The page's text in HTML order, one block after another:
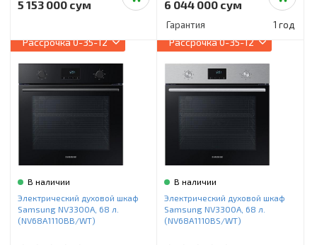
5 153 000 сум 6 044 000 сум
Гарантия 1 год
Рассрочка0-35-12
В наличии
Электрический духовой шкаф
Samsung NV3300A, 68 л.
(NV68A1110BB/WT)
Рассрочка0-35-12
В наличии
Электрический духовой шкаф
Samsung NV3300A, 68 л.
(NV68A1110BS/WT)